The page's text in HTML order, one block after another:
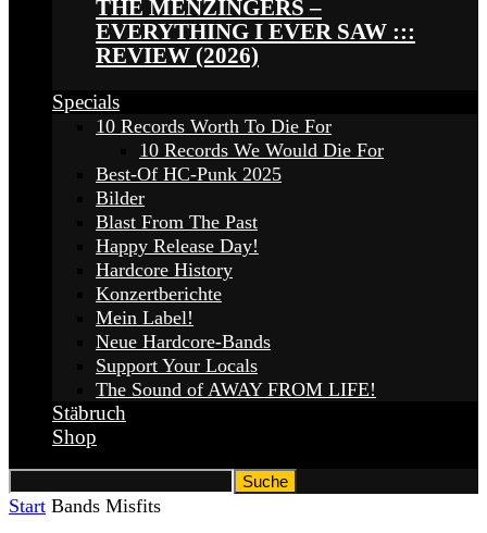
THE MENZINGERS –
EVERYTHING I EVER SAW :::
REVIEW (2026)
Specials
10 Records Worth To Die For
10 Records We Would Die For
Best-Of HC-Punk 2025
Bilder
Blast From The Past
Happy Release Day!
Hardcore History
Konzertberichte
Mein Label!
Neue Hardcore-Bands
Support Your Locals
The Sound of AWAY FROM LIFE!
Stäbruch
Shop
Start Bands Misfits